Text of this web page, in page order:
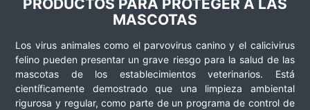
PRODUCTOS PARA PROTEGER A LAS
MASCOTAS
Los virus animales como el parvovirus canino y el calicivirus
felino pueden presentar un grave riesgo para la salud de las
mascotas de los establecimientos veterinarios. Está
científicamente demostrado que una limpieza ambiental
rigurosa y regular, como parte de un programa de control de